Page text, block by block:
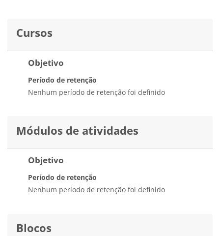
Cursos
Objetivo
Período de retenção
Nenhum período de retenção foi definido
Módulos de atividades
Objetivo
Período de retenção
Nenhum período de retenção foi definido
Blocos